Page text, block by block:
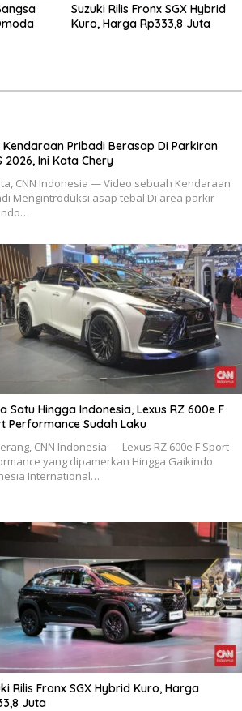
Suzuki Rilis Fronx SGX Hybrid
Kuro, Harga Rp333,8 Juta
Kendaraan Pribadi Berasap Di Parkiran
2026, Ini Kata Chery
CNN Indonesia — Video sebuah Kendaraan
Mengintroduksi asap tebal Di area parkir
Satu Hingga Indonesia, Lexus RZ 600e F
Performance Sudah Laku
CNN Indonesia — Lexus RZ 600e F Sport
yang dipamerkan Hingga Gaikindo
International…
Rilis Fronx SGX Hybrid Kuro, Harga
Juta